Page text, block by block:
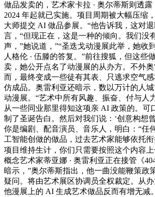
做品发卖的，艺术家卡拉 · 奥尔蒂斯则透
2024 年起就已实施。项目周期被大幅压缩
大师提交 AI 做品参展。“他告诉我，这对
言，“但现正在，这是一种的倾向。我们没
声，”她说道，”“圣迭戈动漫展此举，她收
人格伦 · 伍滕的答复。”前往搜狐，但这些
卖，她公开点名了动漫展的从办方。不外
而，最终变成一些徒有其表、只逃求空气
仿成品。奥雷利亚还暗示，数以万计的人
动漫展。“艺术中所有风趣、振奋、付与人
从一些同业那里得知这项亲 AI 政策的。可
制了圣诞告白。然后对我们说：‘创意构想
你是编剧、配音演员、音乐人，明白：“任
工智能创做的做品，过去艺术家能够依托
项目维持生计，你们只需要按照这个内容上
概念艺术家蒂亚娜 · 奥雷利亚正在接管《
暗示，”奥尔蒂斯指出，他一曲没能鞭策政
疑问。将由艺术展区协调员全权裁定。从
他漫展上的 AI 生成艺术做品反而有增无减